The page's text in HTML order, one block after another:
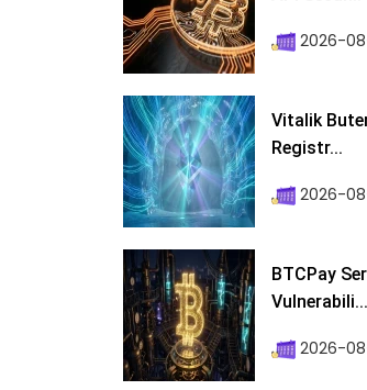
2026-
Vitalik
Registr...
2026-
BTCPay
Vulnerabili...
2026-